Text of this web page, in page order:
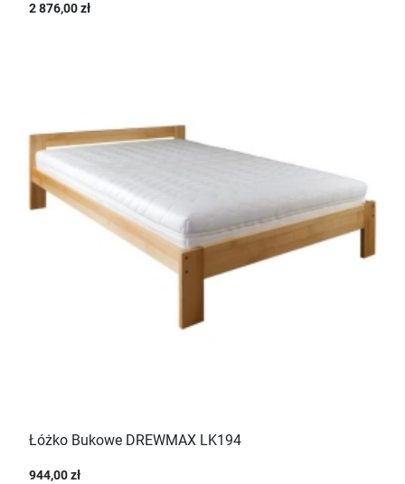
2 876,00 zł
Łóżko Bukowe DREWMAX LK194
944,00 zł